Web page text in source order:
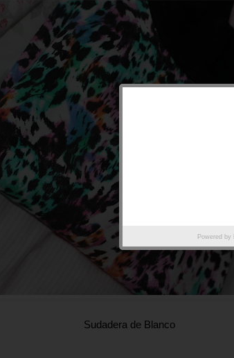
Sudadera de Blanco
Powered by